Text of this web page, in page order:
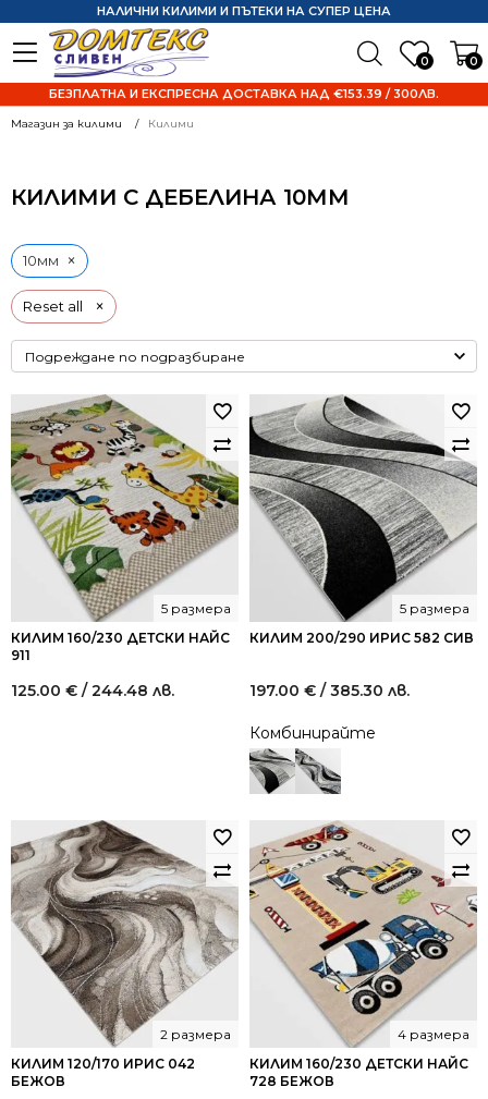
0 0
НАЛИЧНИ КИЛИМИ И ПЪТЕКИ НА СУПЕР ЦЕНА
БЕЗПЛАТНА И ЕКСПРЕСНА ДОСТАВКА НАД €153.39 / 300ЛВ.
Магазин за килими Килими
КИЛИМИ С ДЕБЕЛИНА 10ММ
Reset all ×
10мм ×
КИЛИМ 160/230 ДЕТСКИ НАЙС
911
5 размера
125.00 € / 244.48 лв.
КИЛИМ 200/290 ИРИС 582 СИВ
5 размера
197.00 € / 385.30 лв.
Комбинирайте
КИЛИМ 120/170 ИРИС 042
БЕЖОВ
2 размера
КИЛИМ 160/230 ДЕТСКИ НАЙС
728 БЕЖОВ
4 размера